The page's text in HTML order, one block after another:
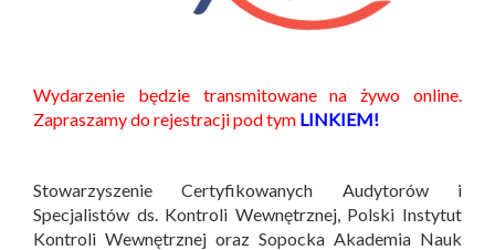
Wydarzenie będzie transmitowane na żywo online.
Zapraszamy do rejestracji pod tym LINKIEM!
Stowarzyszenie Certyfikowanych Audytorów i
Specjalistów ds. Kontroli Wewnętrznej, Polski Instytut
Kontroli Wewnętrznej oraz Sopocka Akademia Nauk